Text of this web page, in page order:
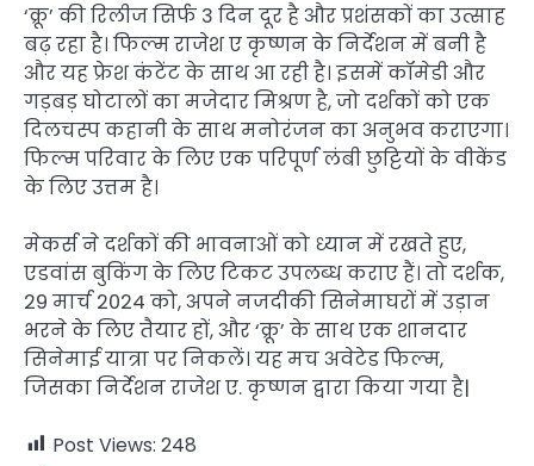
‘क्रू’ की रिलीज सिर्फ 3 दिन दूर है और प्रशंसकों का उत्साह
बढ़ रहा है। फिल्म राजेश ए कृष्णन के निर्देशन में बनी है
और यह फ्रेश कंटेंट के साथ आ रही है। इसमें कॉमेडी और
गड़बड़ घोटालों का मजेदार मिश्रण है, जो दर्शकों को एक
दिलचस्प कहानी के साथ मनोरंजन का अनुभव कराएगा।
फिल्म परिवार के लिए एक परिपूर्ण लंबी छुट्टियों के वीकेंड
के लिए उत्तम है।
मेकर्स ने दर्शकों की भावनाओं को ध्यान में रखते हुए,
एडवांस बुकिंग के लिए टिकट उपलब्ध कराए हैं। तो दर्शक,
29 मार्च 2024 को, अपने नजदीकी सिनेमाघरों में उड़ान
भरने के लिए तैयार हों, और ‘क्रू’ के साथ एक शानदार
सिनेमाई यात्रा पर निकलें। यह मच अवेटेड फिल्म,
जिसका निर्देशन राजेश ए. कृष्णन द्वारा किया गया है|
Post Views: 248